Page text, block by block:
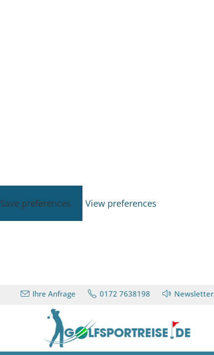
Save preferences View preferences
Ihre Anfrage 0172 7638198 Newsletter